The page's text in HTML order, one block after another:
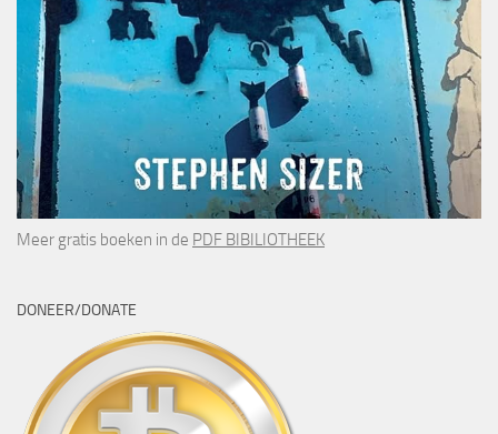
Meer gratis boeken in de PDF BIBILIOTHEEK
DONEER/DONATE